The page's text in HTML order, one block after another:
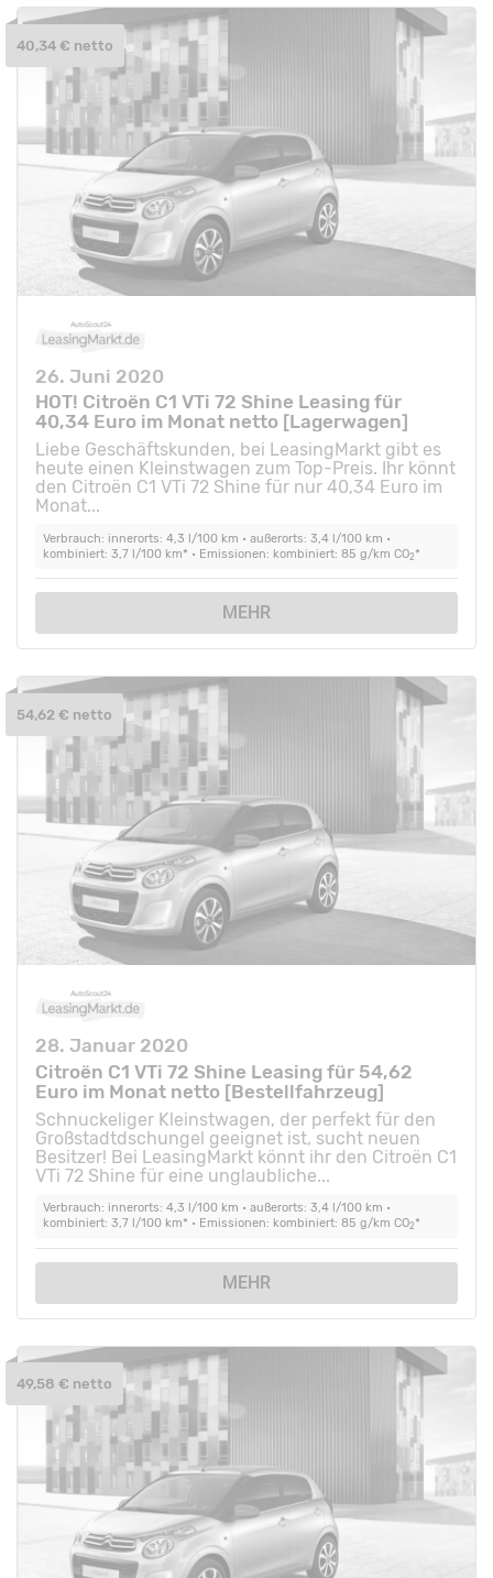
26. Juni 2020
HOT! Citroën C1 VTi 72 Shine Leasing für
40,34 Euro im Monat netto [Lagerwagen]
Liebe Geschäftskunden, bei LeasingMarkt gibt es
heute einen Kleinstwagen zum Top-Preis. Ihr könnt
den Citroën C1 VTi 72 Shine für nur 40,34 Euro im
Monat...
Verbrauch: innerorts: 4,3 l/100 km • außerorts: 3,4 l/100 km •
kombiniert: 3,7 l/100 km* • Emissionen: kombiniert: 85 g/km CO2*
MEHR
40,34 € netto
28. Januar 2020
Citroën C1 VTi 72 Shine Leasing für 54,62
Euro im Monat netto [Bestellfahrzeug]
Schnuckeliger Kleinstwagen, der perfekt für den
Großstadtdschungel geeignet ist, sucht neuen
Besitzer! Bei LeasingMarkt könnt ihr den Citroën C1
VTi 72 Shine für eine unglaubliche...
Verbrauch: innerorts: 4,3 l/100 km • außerorts: 3,4 l/100 km •
kombiniert: 3,7 l/100 km* • Emissionen: kombiniert: 85 g/km CO2*
MEHR
54,62 € netto
49,58 € netto